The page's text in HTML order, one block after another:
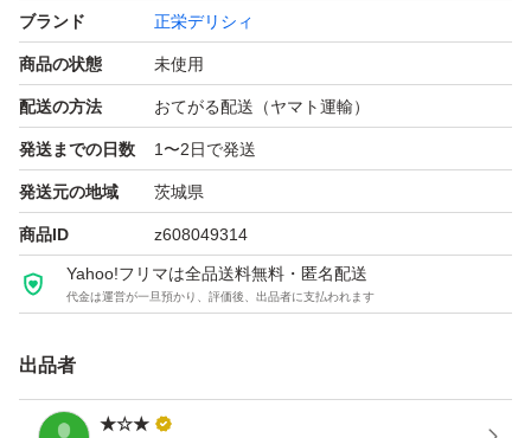
アウトレット品です。
割れ・くずれ等をご了承の上でお願い致します。
ネコポス発送です。
ブランド 正栄デリシィ
商品の状態 未使用
配送の方法 おてがる配送（ヤマト運輸）
発送までの日数 1〜2日で発送
発送元の地域 茨城県
商品ID z608049314
Yahoo!フリマは全品送料無料・匿名配送
代金は運営が一旦預かり、評価後、出品者に支払われます
出品者
★☆★